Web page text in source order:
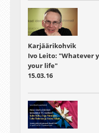
Karjäärikohvik
Ivo Leito: "Whatever
your life"
15.03.16